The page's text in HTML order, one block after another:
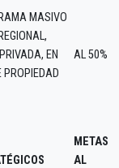
MASIVO
EN
PROPIEDAD
AL 50%
METAS
AL